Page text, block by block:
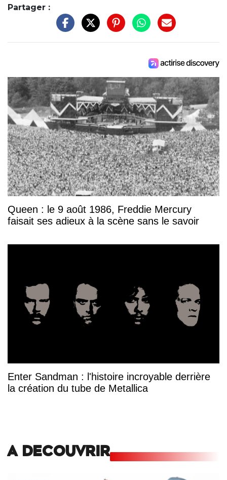
Partager :
Queen : le 9 août 1986, Freddie Mercury
faisait ses adieux à la scène sans le savoir
Enter Sandman : l'histoire incroyable derrière
la création du tube de Metallica
A DECOUVRIR